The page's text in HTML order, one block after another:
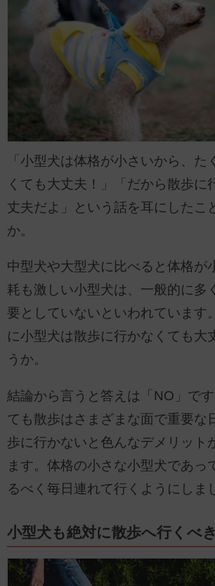
「小型犬は体格が小さいから、た
くても大丈夫！」「だから散歩に
丈夫だよ」という話を耳にしたこ
か。
中型犬や大型犬に比べると体格が
耗も激しい小型犬は、一般的に多
要としていないといわれています
に小型犬は散歩に行かなくても大
うか。
結論から言うと答えは「NO」で
ても散歩はさまざまな面で重要な
歩に行かないと色んなデメリット
ます。体格の小さな小型犬であっ
るべく毎日連れて行くようにしま
小型犬も絶対に散歩へ行くべ